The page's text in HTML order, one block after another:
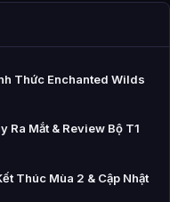
Thức Enchanted Wilds
Ra Mắt & Review Bộ T1
Thúc Mùa 2 & Cập Nhật